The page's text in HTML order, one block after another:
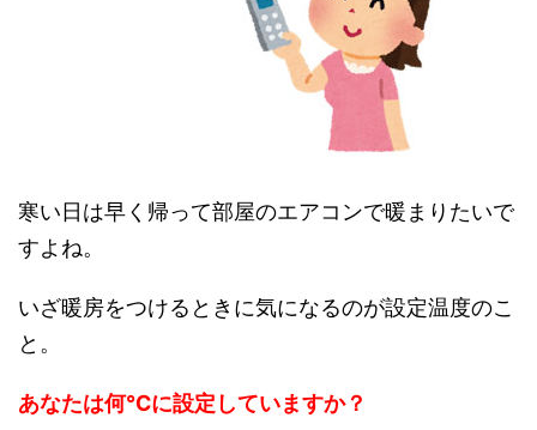
寒い日は早く帰って部屋のエアコンで暖まりたいで
すよね。
いざ暖房をつけるときに気になるのが設定温度のこ
と。
あなたは何℃に設定していますか？